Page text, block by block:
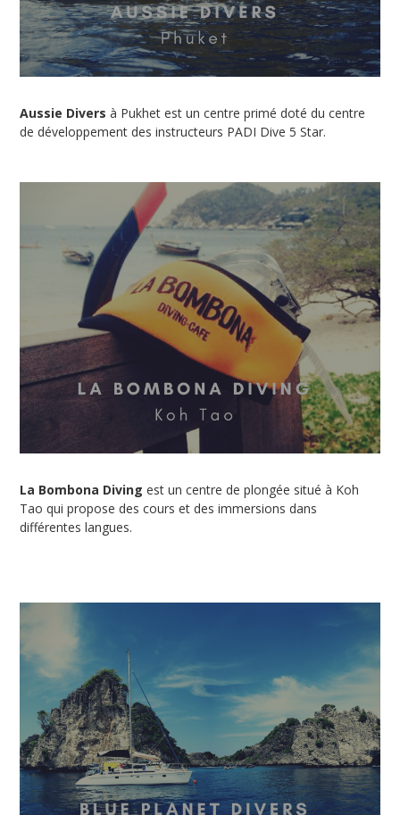
Aussie Divers à Pukhet est un centre primé doté du centre
de développement des instructeurs PADI Dive 5 Star.
La Bombona Diving est un centre de plongée situé à Koh
Tao qui propose des cours et des immersions dans
différentes langues.